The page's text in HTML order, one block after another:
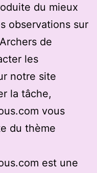
du mieux
observations sur
de
les
notre site
la tâche,
vous
du thème
est une